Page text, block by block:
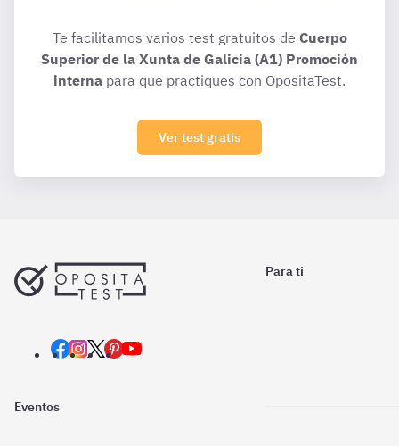
Te facilitamos varios test gratuitos de Cuerpo
Superior de la Xunta de Galicia (A1) Promoción
interna para que practiques con OpositaTest.
Ver test gratis
Para ti
Eventos